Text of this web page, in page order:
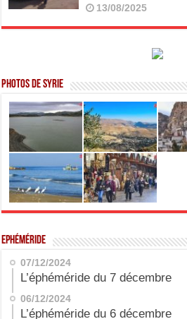
13/08/2025
Photos de Syrie
Ephéméride
07/12/2024
L’éphéméride du 7 décembre
06/12/2024
L’éphéméride du 6 décembre